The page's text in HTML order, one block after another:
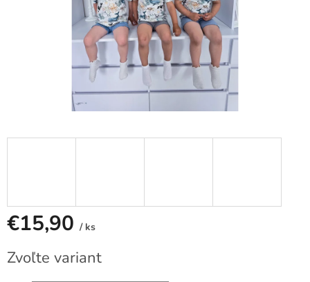
€15,90 / ks
cena:
Zvoľte variant